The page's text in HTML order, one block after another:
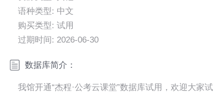
语种类型: 中文
购买类型: 试用
过期时间: 2026-06-30
数据库简介：
我馆开通“杰程·公考云课堂”数据库试用，欢迎大家试